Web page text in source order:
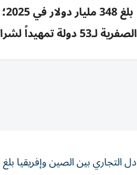
الصفرية لـ53 دولة تمهيداً لشراكة طويلة الأجل